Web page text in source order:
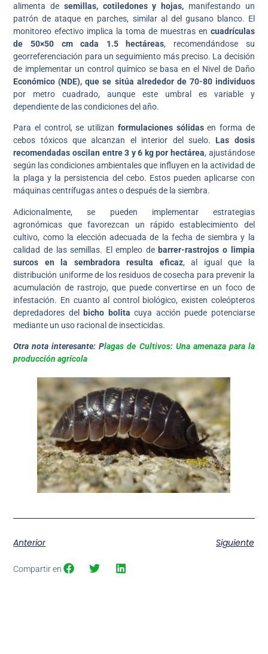
alimenta de semillas, cotiledones y hojas, manifestando un
patrón de ataque en parches, similar al del gusano blanco. El
monitoreo efectivo implica la toma de muestras en cuadrículas
de 50×50 cm cada 1.5 hectáreas, recomendándose su
georreferenciación para un seguimiento más preciso. La decisión
de implementar un control químico se basa en el Nivel de Daño
Económico (NDE), que se sitúa alrededor de 70-80 individuos
por metro cuadrado, aunque este umbral es variable y
dependiente de las condiciones del año.
Para el control, se utilizan formulaciones sólidasen forma de
cebos tóxicos que alcanzan el interior del suelo. Las dosis
recomendadas oscilan entre 3 y 6 kg por hectárea, ajustándose
según las condiciones ambientales que influyen en la actividad de
la plaga y la persistencia del cebo. Estos pueden aplicarse con
máquinas centrífugas antes o después de la siembra.
Adicionalmente, se pueden implementar estrategias
agronómicas que favorezcan un rápido establecimiento del
cultivo, como la elección adecuada de la fecha de siembra y la
calidad de las semillas. El empleo de barrer-rastrojos o limpia
surcos en la sembradora resulta eficaz, al igual que la
distribución uniforme de los residuos de cosecha para prevenir la
acumulación de rastrojo, que puede convertirse en un foco de
infestación. En cuanto al control biológico, existen coleópteros
depredadores del
bicho bolita cuya acción puede potenciarse
mediante un uso racional de insecticidas.
Otra nota interesante: Plagas de Cultivos: Una amenaza para la
producción agrícola
Anterior Siguiente
Compartir en